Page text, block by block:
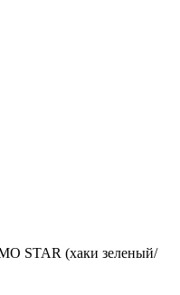
STAR (хаки зеленый/